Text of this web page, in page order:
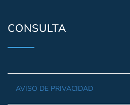
CONSULTA
AVISO DE PRIVACIDAD